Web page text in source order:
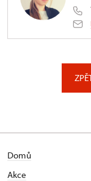
Domů
Akce